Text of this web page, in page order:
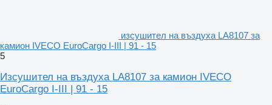
изсушител на въздуха LA8107 за
камион IVECO EuroCargo I-III | 91 - 15
5
Изсушител на въздуха LA8107 за камион IVECO
EuroCargo I-III | 91 - 15